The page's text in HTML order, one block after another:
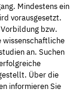
Mindestens ein
vorausgesetzt.
bzw.
wissenschaftliche
an. Suchen
Über die
informieren Sie